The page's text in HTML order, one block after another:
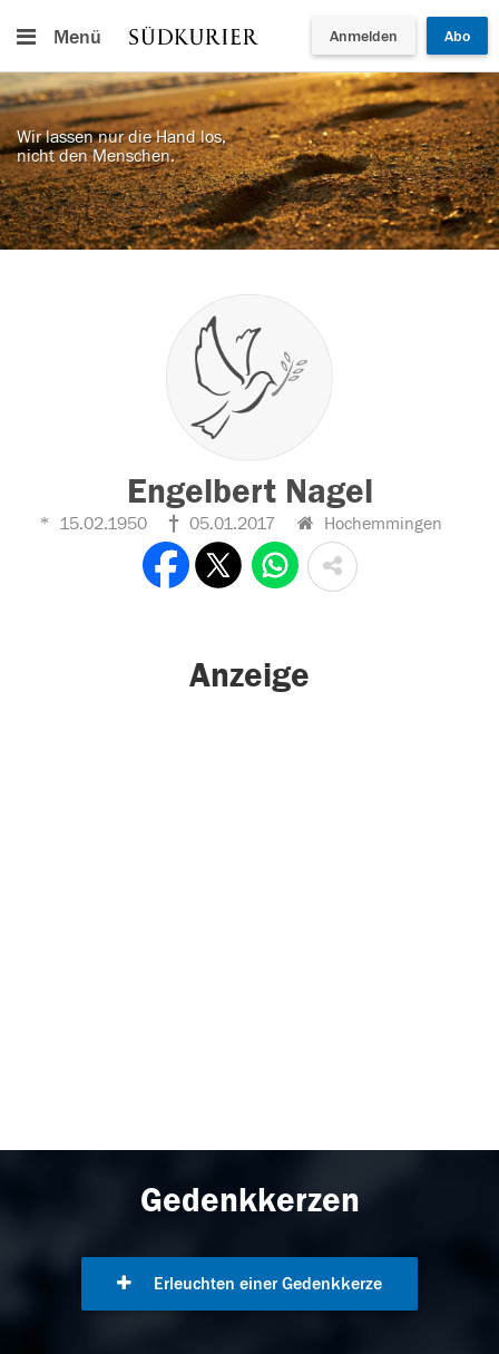
Menü Anmelden Abo
Wir lassen nur die Hand los,
nicht den Menschen.
Engelbert Nagel
15.02.1950 05.01.2017 Hochemmingen
Anzeige
Gedenkkerzen
Erleuchten einer Gedenkkerze